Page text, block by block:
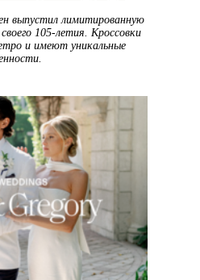
выпустил лимитированную
105-летия. Кроссовки
и имеют уникальные